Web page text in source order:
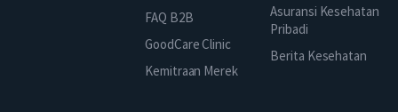
FAQ B2B
GoodCare Clinic
Kemitraan Merek
Asuransi Kesehatan
Pribadi
Berita Kesehatan